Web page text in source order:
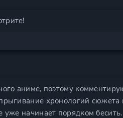
аниме, поэтому
хронологий сюжета
уже начинает порядком